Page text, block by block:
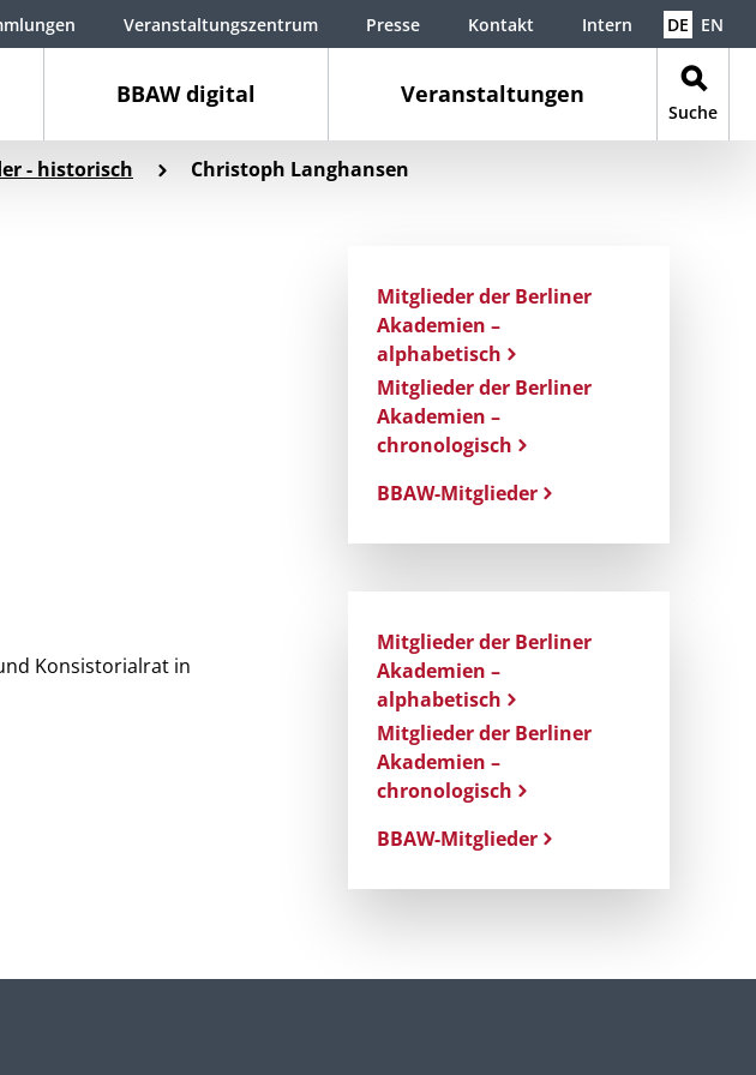
BBAW digital Veranstaltungen
Suche
Veranstaltungszentrum Presse Kontakt Intern DE EN
- historisch Christoph Langhansen
Konsistorialrat in
Mitglieder der Berliner
Akademien –
alphabetisch
Mitglieder der Berliner
Akademien –
chronologisch
BBAW-Mitglieder
Mitglieder der Berliner
Akademien –
alphabetisch
Mitglieder der Berliner
Akademien –
chronologisch
BBAW-Mitglieder